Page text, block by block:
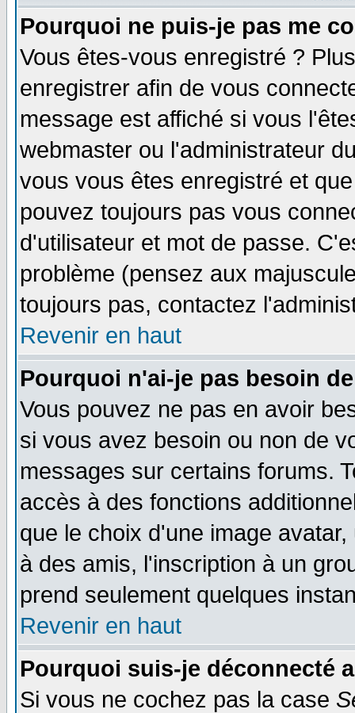
Pourquoi ne puis-je pas me
Vous êtes-vous enregistré ?
enregistrer afin de vous
message est affiché si vous
webmaster ou l'administrateur
vous vous êtes enregistré et
pouvez toujours pas vous
d'utilisateur et mot de passe.
problème (pensez aux
toujours pas, contactez
Revenir en haut
Pourquoi n'ai-je pas besoin
Vous pouvez ne pas en avoir
si vous avez besoin ou non de
messages sur certains forums.
accès à des fonctions
que le choix d'une image
à des amis, l'inscription à un
prend seulement quelques
Revenir en haut
Pourquoi suis-je déconnecté
Si vous ne cochez pas la case